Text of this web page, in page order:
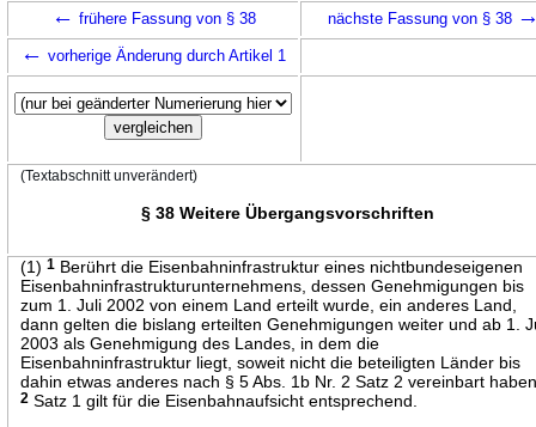
← frühere Fassung von § 38 nächste Fassung von § 38
← vorherige Änderung durch Artikel 1
(Textabschnitt unverändert)
§ 38 Weitere Übergangsvorschriften
(1)1 Berührt die Eisenbahninfrastruktur eines nichtbundeseigenen
Eisenbahninfrastrukturunternehmens, dessen Genehmigungen bis
zum 1. Juli 2002 von einem Land erteilt wurde, ein anderes Land,
dann gelten die bislang erteilten Genehmigungen weiter und ab 1.
2003 als Genehmigung des Landes, in dem die
Eisenbahninfrastruktur liegt, soweit nicht die beteiligten Länder bis
dahin etwas anderes nach § 5 Abs. 1b Nr. 2 Satz 2 vereinbart
2 Satz 1 gilt für die Eisenbahnaufsicht entsprechend.